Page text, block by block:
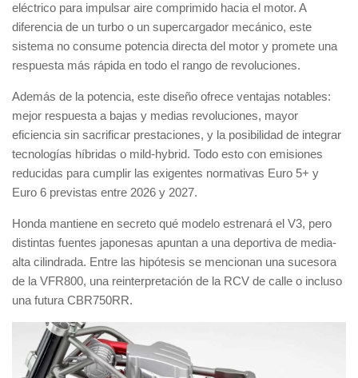
eléctrico para impulsar aire comprimido hacia el motor. A
diferencia de un turbo o un supercargador mecánico, este
sistema no consume potencia directa del motor y promete una
respuesta más rápida en todo el rango de revoluciones.
Además de la potencia, este diseño ofrece ventajas notables:
mejor respuesta a bajas y medias revoluciones, mayor
eficiencia sin sacrificar prestaciones, y la posibilidad de integrar
tecnologías híbridas o mild-hybrid. Todo esto con emisiones
reducidas para cumplir las exigentes normativas Euro 5+ y
Euro 6 previstas entre 2026 y 2027.
Honda mantiene en secreto qué modelo estrenará el V3, pero
distintas fuentes japonesas apuntan a una deportiva de media-
alta cilindrada. Entre las hipótesis se mencionan una sucesora
de la VFR800, una reinterpretación de la RCV de calle o incluso
una futura CBR750RR.